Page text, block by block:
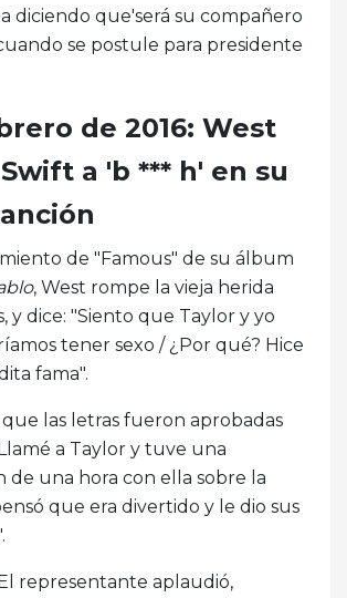
diciendo que'será su compañero
se postule para presidente
de 2016: West
a 'b *** h' en su
de "Famous" de su álbum
, West rompe la vieja herida
y dice: "Siento que Taylor y yo
tener sexo / ¿Por qué? Hice
fama".
las letras fueron aprobadas
a Taylor y tuve una
de una hora con ella sobre la
que era divertido y le dio sus
representante aplaudió,